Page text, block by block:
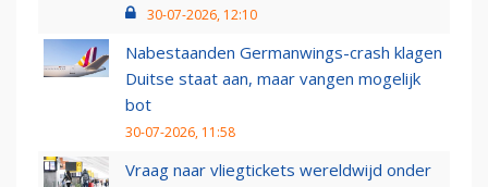
30-07-2026, 12:10
Nabestaanden Germanwings-crash klagen
Duitse staat aan, maar vangen mogelijk
bot
30-07-2026, 11:58
Vraag naar vliegtickets wereldwijd onder